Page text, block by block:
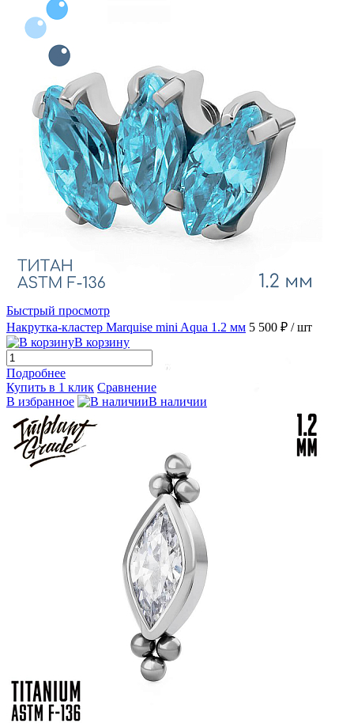
Быстрый просмотр
Накрутка-кластер Marquise mini Aqua 1.2 мм 5 500 ₽ / шт
В корзину
Подробнее
Купить в 1 клик Сравнение
В избранное
В наличии